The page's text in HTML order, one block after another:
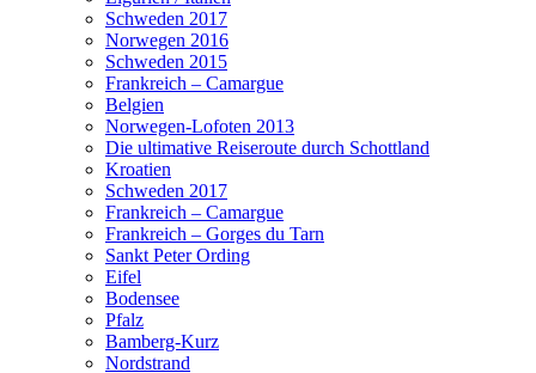
Schweden 2017
Norwegen 2016
Schweden 2015
Frankreich – Camargue
Belgien
Norwegen-Lofoten 2013
Die ultimative Reiseroute durch Schottland
Kroatien
Schweden 2017
Frankreich – Camargue
Frankreich – Gorges du Tarn
Sankt Peter Ording
Eifel
Bodensee
Pfalz
Bamberg-Kurz
Nordstrand